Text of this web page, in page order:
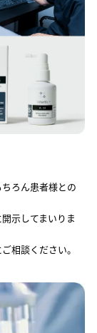
ろん患者様との
示してまいりま
相談ください。